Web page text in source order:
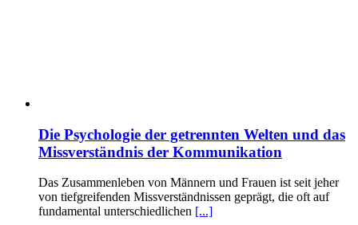
Die Psychologie der getrennten Welten und das
Missverständnis der Kommunikation
Das Zusammenleben von Männern und Frauen ist seit jeher
von tiefgreifenden Missverständnissen geprägt, die oft auf
fundamental unterschiedlichen [...]